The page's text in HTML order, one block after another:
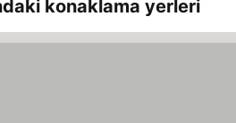
konaklama yerleri